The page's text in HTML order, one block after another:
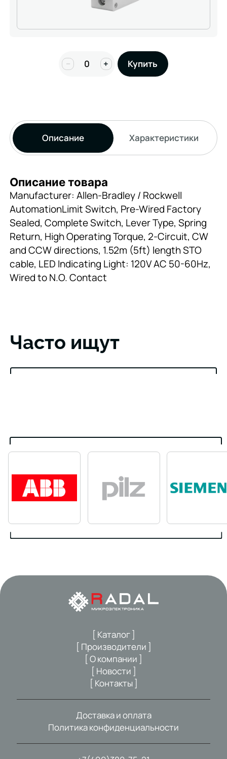
− + Купить
Описание Характеристики
Описание товара
Manufacturer: Allen-Bradley / Rockwell
AutomationLimit Switch, Pre-Wired Factory
Sealed, Complete Switch, Lever Type, Spring
Return, High Operating Torque, 2-Circuit, CW
and CCW directions, 1.52m (5ft) length STO
cable, LED Indicating Light: 120V AC 50-60Hz,
Wired to N.O. Contact
Часто ищут
[ Каталог ]
[ Производители ]
[ О компании ]
[ Новости ]
[ Контакты ]
Доставка и оплата
Политика конфиденциальности